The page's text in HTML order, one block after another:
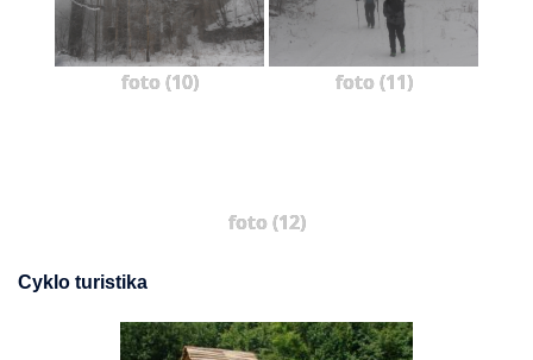
foto (10) foto (11)
foto (12)
Cyklo turistika